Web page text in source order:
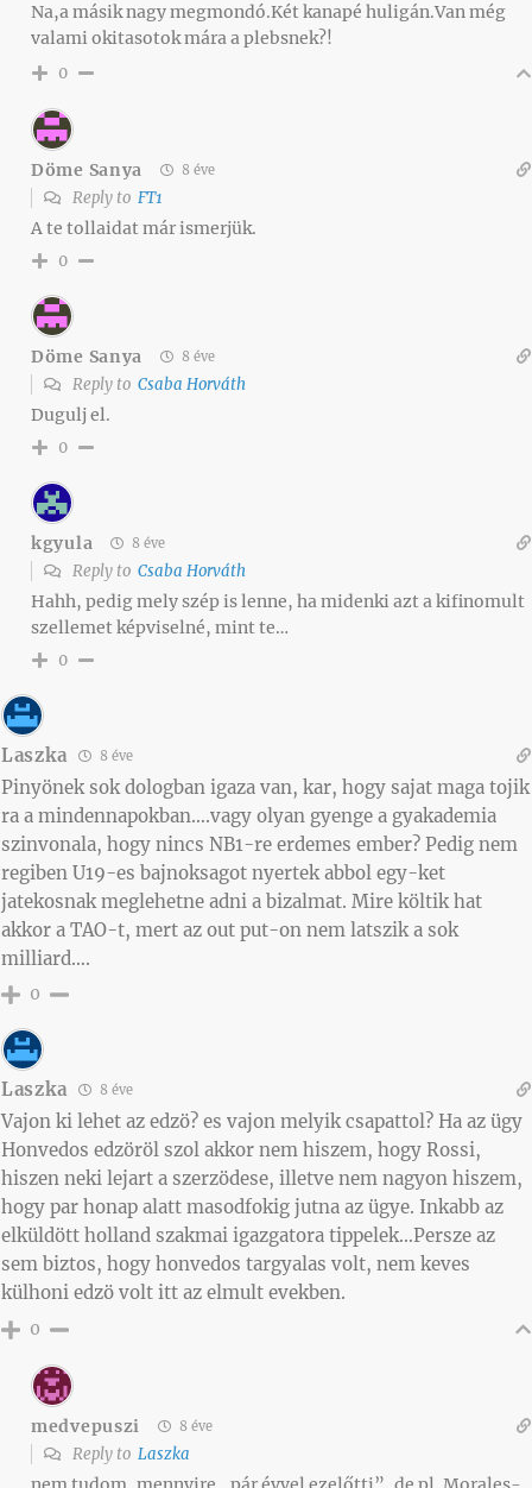
Na,a másik nagy megmondó.Két kanapé huligán.Van még
valami okitasotok mára a plebsnek?!
0
Döme Sanya 8 éve
Reply to FT1
A te tollaidat már ismerjük.
0
Döme Sanya 8 éve
Reply to Csaba Horváth
Dugulj el.
0
kgyula 8 éve
Reply to Csaba Horváth
Hahh, pedig mely szép is lenne, ha midenki azt a kifinomult
szellemet képviselné, mint te…
0
Laszka 8 éve
Pinyönek sok dologban igaza van, kar, hogy sajat maga tojik
ra a mindennapokban….vagy olyan gyenge a gyakademia
szinvonala, hogy nincs NB1-re erdemes ember? Pedig nem
regiben U19-es bajnoksagot nyertek abbol egy-ket
jatekosnak meglehetne adni a bizalmat. Mire költik hat
akkor a TAO-t, mert az out put-on nem latszik a sok
milliard….
0
Laszka 8 éve
Vajon ki lehet az edzö? es vajon melyik csapattol? Ha az ügy
Honvedos edzöröl szol akkor nem hiszem, hogy Rossi,
hiszen neki lejart a szerzödese, illetve nem nagyon hiszem,
hogy par honap alatt masodfokig jutna az ügye. Inkabb az
elküldött holland szakmai igazgatora tippelek…Persze az
sem biztos, hogy honvedos targyalas volt, nem keves
külhoni edzö volt itt az elmult evekben.
0
medvepuszi 8 éve
Reply to Laszka